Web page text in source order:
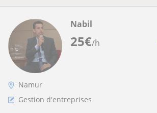
25€/h
Nabil
Namur
Gestion d'entreprises